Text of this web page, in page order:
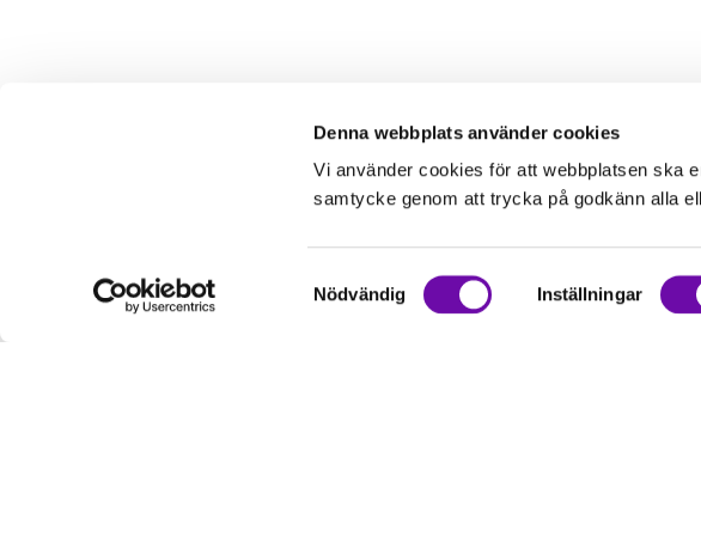
Denna webbplats använder cookies
Vi använder cookies för att webbplatsen ska
samtycke genom att trycka på godkänn alla
Samtyckesval
Nödvändig Inställningar